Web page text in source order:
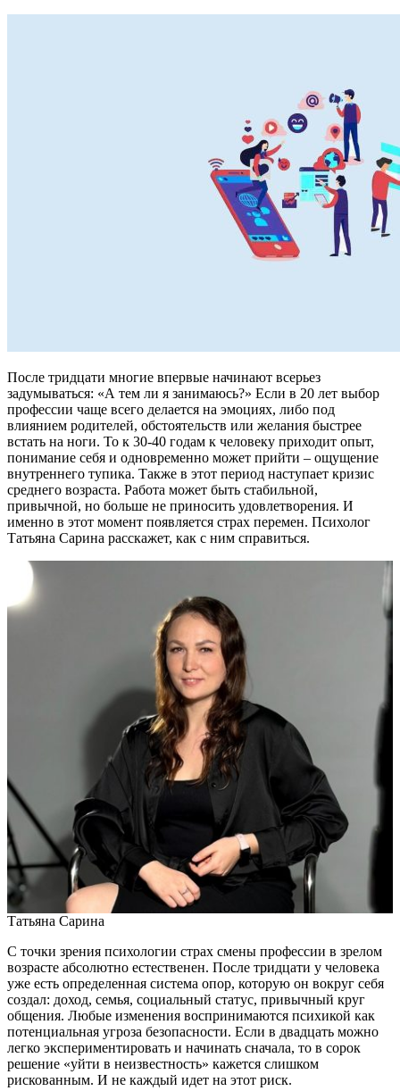
После тридцати многие впервые начинают всерьез
задумываться: «А тем ли я занимаюсь?» Если в 20 лет выбор
профессии чаще всего делается на эмоциях, либо под
влиянием родителей, обстоятельств или желания быстрее
встать на ноги. То к 30-40 годам к человеку приходит опыт,
понимание себя и одновременно может прийти – ощущение
внутреннего тупика. Также в этот период наступает кризис
среднего возраста. Работа может быть стабильной,
привычной, но больше не приносить удовлетворения. И
именно в этот момент появляется страх перемен. Психолог
Татьяна Сарина расскажет, как с ним справиться.
Татьяна Сарина
С точки зрения психологии страх смены профессии в зрелом
возрасте абсолютно естественен. После тридцати у человека
уже есть определенная система опор, которую он вокруг себя
создал: доход, семья, социальный статус, привычный круг
общения. Любые изменения воспринимаются психикой как
потенциальная угроза безопасности. Если в двадцать можно
легко экспериментировать и начинать сначала, то в сорок
решение «уйти в неизвестность» кажется слишком
рискованным. И не каждый идет на этот риск.